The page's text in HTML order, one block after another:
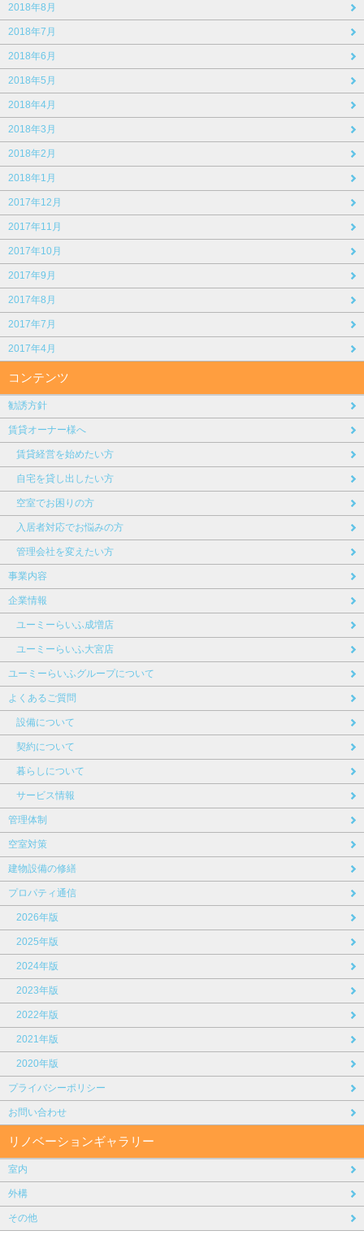
2018年8月
2018年7月
2018年6月
2018年5月
2018年4月
2018年3月
2018年2月
2018年1月
2017年12月
2017年11月
2017年10月
2017年9月
2017年8月
2017年7月
2017年4月
コンテンツ
勧誘方針
賃貸オーナー様へ
賃貸経営を始めたい方
自宅を貸し出したい方
空室でお困りの方
入居者対応でお悩みの方
管理会社を変えたい方
事業内容
企業情報
ユーミーらいふ成増店
ユーミーらいふ大宮店
ユーミーらいふグループについて
よくあるご質問
設備について
契約について
暮らしについて
サービス情報
管理体制
空室対策
建物設備の修繕
プロパティ通信
2026年版
2025年版
2024年版
2023年版
2022年版
2021年版
2020年版
プライバシーポリシー
お問い合わせ
リノベーションギャラリー
室内
外構
その他